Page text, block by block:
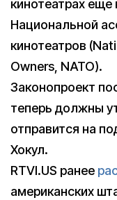
кинотеатрах еще
Национальной
кинотеатров
Owners, NATO).
Законопроект
теперь должны
отправится на
Хокул.
RTVI.US ранее
американских